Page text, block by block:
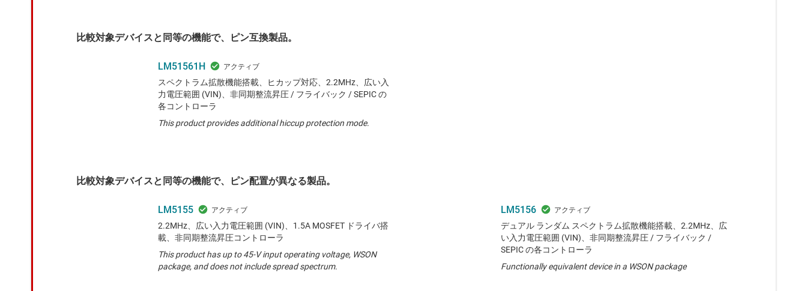
比較対象デバイスと同等の機能で、ピン互換製品。
LM51561H
スペクトラム拡散機能搭載、ヒカップ対応、2.2MHz、広い入
力電圧範囲 (VIN)、非同期整流昇圧 / フライバック / SEPIC の
各コントローラ
This product provides additional hiccup protection mode.
比較対象デバイスと同等の機能で、ピン配置が異なる製品。
LM5155
2.2MHz、広い入力電圧範囲 (VIN)、1.5A MOSFET ドライバ搭
載、非同期整流昇圧コントローラ
This product has up to 45-V input operating voltage, WSON
package, and does not include spread spectrum.
LM5156
デュアル ランダム スペクトラム拡散機能搭載、2.2MHz、広
い入力電圧範囲 (VIN)、非同期整流昇圧 / フライバック /
SEPIC の各コントローラ
Functionally equivalent device in a WSON package